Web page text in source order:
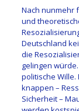
Nach nunmehr
und
Deutschland
die
gelingen
politische
knappen –
Sicherheit –